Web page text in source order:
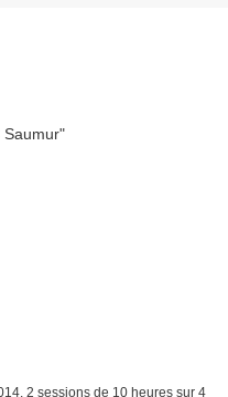
2 sessions de 10 heures sur 4